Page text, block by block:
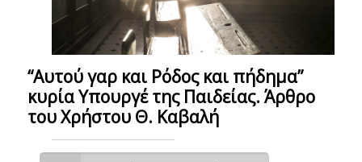
“Αυτού γαρ και Ρόδος και πήδημα”
κυρία Υπουργέ της Παιδείας. Άρθρο
του Χρήστου Θ. Καβαλή